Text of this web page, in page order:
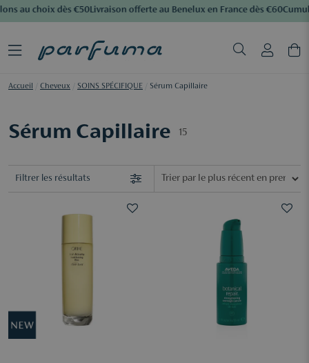
au choix dès €50Livraison offerte au Benelux en France dès €60
Accueil Cheveux SOINS SPÉCIFIQUE Sérum Capillaire
Sérum Capillaire 15
Filtrer les résultats